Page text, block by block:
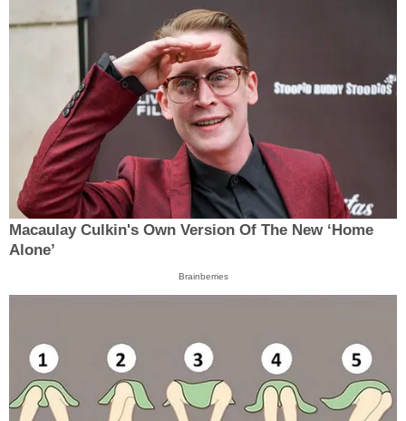
Macaulay Culkin's Own Version Of The New ‘Home
Alone’
Brainberries